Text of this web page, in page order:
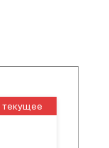
текущее